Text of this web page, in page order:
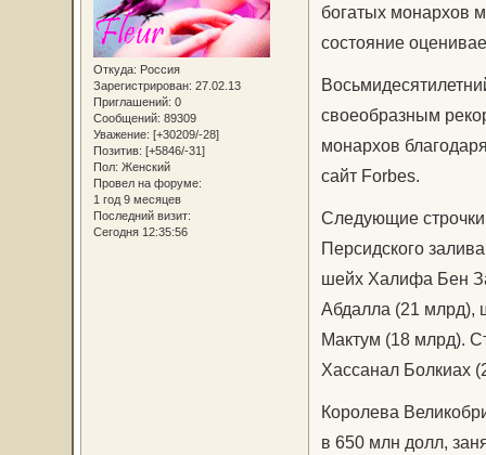
Откуда: Россия
Зарегистрирован: 27.02.13
Приглашений: 0
Сообщений: 89309
Уважение: [+30209/-28]
Позитив: [+5846/-31]
Пол: Женский
Провел на форуме:
1 год 9 месяцев
Последний визит:
Сегодня 12:35:56
богатых монархов
состояние
своеобразным
монархов
сайт Forbes.
Следующие
Персидского
шейх Халифа Бен
Абдалла (21 млрд),
Мактум (18 млрд).
Хассанал Болкиах
Королева
в 650 млн долл,